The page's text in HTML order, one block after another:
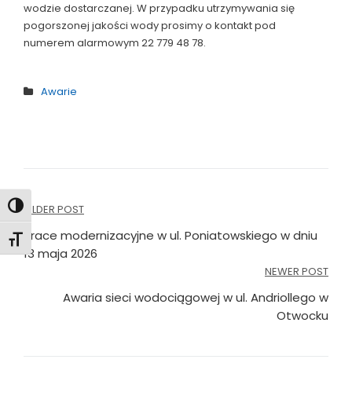
Toggle High Contrast
Toggle Font size
wodzie dostarczanej. W przypadku utrzymywania się
pogorszonej jakości wody prosimy o kontakt pod
numerem alarmowym 22 779 48 78.
Awarie
Nawigacja
wpisu
OLDER POST
Prace modernizacyjne w ul. Poniatowskiego w dniu
13 maja 2026
NEWER POST
Awaria sieci wodociągowej w ul. Andriollego w
Otwocku